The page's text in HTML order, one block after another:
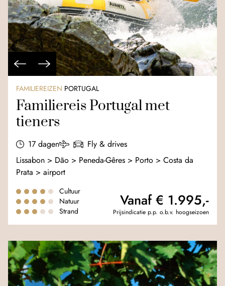
FAMILIEREIZEN PORTUGAL
Familiereis Portugal met
tieners
17 dagen
Fly & drives
Lissabon > Dão > Peneda-Gêres > Porto > Costa da
Prata > airport
Cultuur
Natuur
Strand
Vanaf € 1.995,-
Prijsindicatie p.p. o.b.v. hoogseizoen